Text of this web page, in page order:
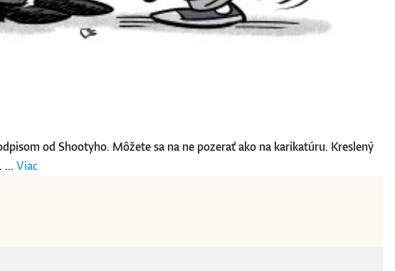
od Shootyho. Môžete sa na ne pozerať ako na karikatúru. Kreslený
... Viac